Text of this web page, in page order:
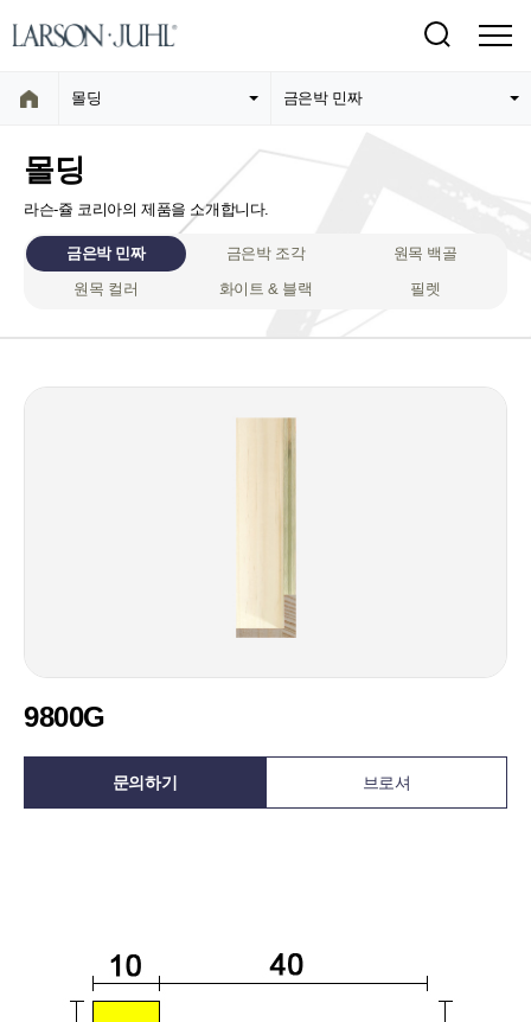
몰딩 금은박 민짜
몰딩
라슨-쥴 코리아의 제품을 소개합니다.
금은박 민짜 금은박 조각
원목 백골
원목 컬러
화이트 & 블랙 필렛
9800G
문의하기 브로셔